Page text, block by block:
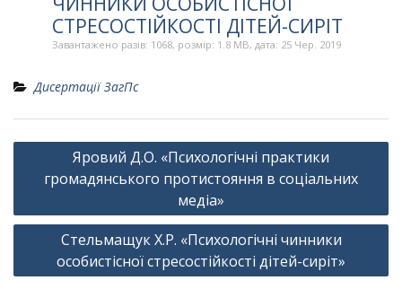
СТРЕСОСТІЙКОСТІ ДІТЕЙ-СИРІТ
Завантажено разів: 1068, розмір: 1.8 MB, дата: 25 Чер. 2019
Дисертації ЗагПс
Навігація
записів
Яровий Д.О. «Психологічні практики
громадянського протистояння в соціальних
медіа»
Стельмащук Х.Р. «Психологічні чинники
особистісної стресостійкості дітей-сиріт»